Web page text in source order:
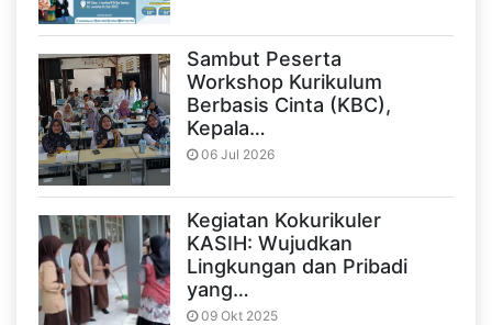
Sambut Peserta
Workshop Kurikulum
Berbasis Cinta (KBC),
Kepala…
06 Jul 2026
Kegiatan Kokurikuler
KASIH: Wujudkan
Lingkungan dan Pribadi
yang…
09 Okt 2025